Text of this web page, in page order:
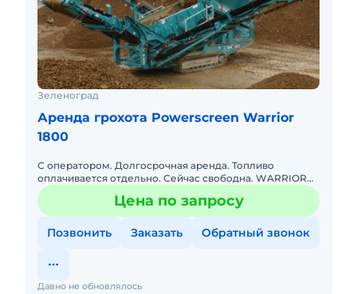
Зеленоград
Аренда грохота Powerscreen Warrior
1800
С оператором. Долгосрочная аренда. Топливо
оплачивается отдельно. Сейчас свободна. WARRIOR
1800. Первичный двухдековый грохот. Просевная 4.88
на 1.52, приемныйЦена по запросу
Позвонить Заказать Обратный звонок
Давно не обновлялось